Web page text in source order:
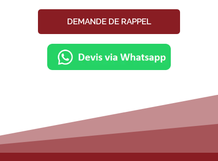
DEMANDE DE RAPPEL